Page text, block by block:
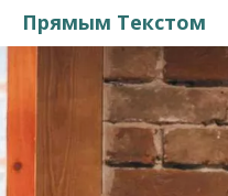
Прямым Текстом